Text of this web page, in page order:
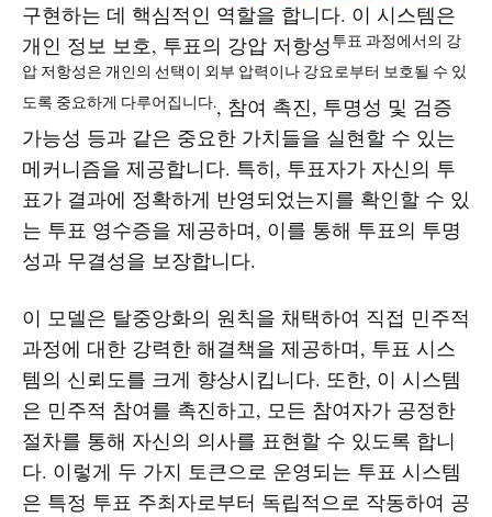
구현하는 데 핵심적인 역할을 합니다. 이 시스템은
개인 정보 보호, 투표의 강압 저항성투표 과정에서의 강
압 저항성은 개인의 선택이 외부 압력이나 강요로부터 보호될 수 있
도록 중요하게 다루어집니다., 참여 촉진, 투명성 및 검증
가능성 등과 같은 중요한 가치들을 실현할 수 있는
메커니즘을 제공합니다. 특히, 투표자가 자신의 투
표가 결과에 정확하게 반영되었는지를 확인할 수 있
는 투표 영수증을 제공하며, 이를 통해 투표의 투명
성과 무결성을 보장합니다.
이 모델은 탈중앙화의 원칙을 채택하여 직접 민주적
과정에 대한 강력한 해결책을 제공하며, 투표 시스
템의 신뢰도를 크게 향상시킵니다. 또한, 이 시스템
은 민주적 참여를 촉진하고, 모든 참여자가 공정한
절차를 통해 자신의 의사를 표현할 수 있도록 합니
다. 이렇게 두 가지 토큰으로 운영되는 투표 시스템
은 특정 투표 주최자로부터 독립적으로 작동하여 공